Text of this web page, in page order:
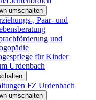
umschalten
, Paar- und
und
für Kinder
Urdenbach
FZ Urdenbach
umschalten